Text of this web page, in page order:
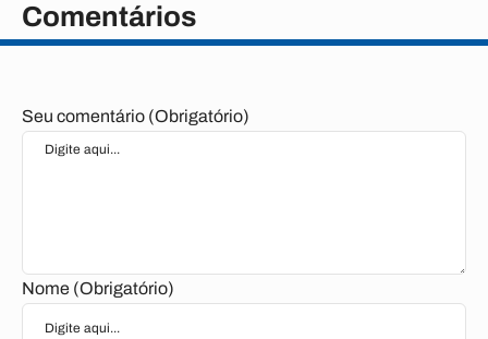
Comentários
Seu comentário (Obrigatório)
Nome (Obrigatório)